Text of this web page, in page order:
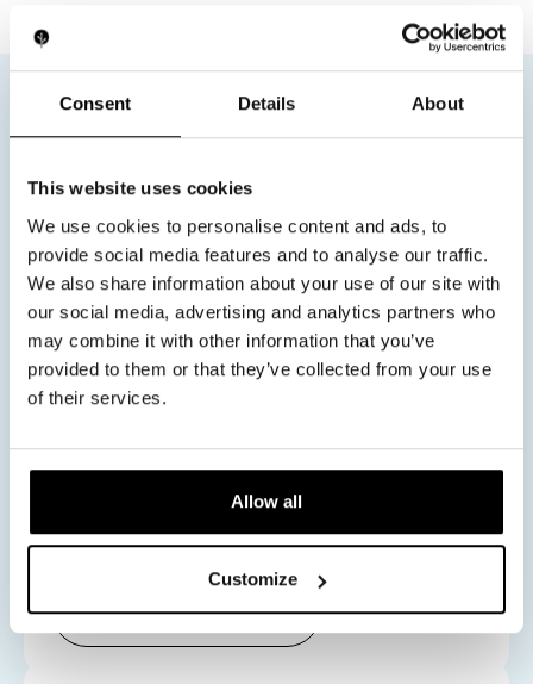
Consent Details About
This website uses cookies
We use cookies to personalise content and ads, to
provide social media features and to analyse our traffic.
We also share information about your use of our site with
our social media, advertising and analytics partners who
may combine it with other information that you’ve
provided to them or that they’ve collected from your use
of their services.
Allow all
Customize
お客様のビジョン、当社の専門知
識
理解しています。Light Tree Venturesは、完全に
カスタマイズされたソリューションが必要な場合で
も、市場の需要を満たすためのファストトラックオ
プションが必要な場合でも、それを実現するための
柔軟性と専門知識を提供します。
ホワイトラベル (市場投入まで
のスピード)
迅速に行動する必要がありますか？すぐに販売で
きる当社のホワイトラベルデバイスは、お客様の
ブランドに合わせて半カスタマイズ可能です。品
フルサービス製造
規制コンプライアンス
フルフィルメントオプション
さあ、始めましょう